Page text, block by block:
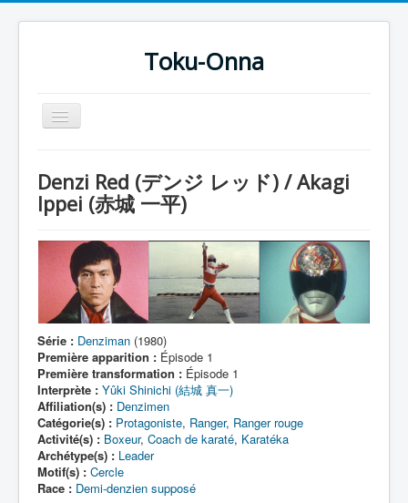
Toku-Onna
Basculer
la
Toku-Actrices
Séries
Films
COSAA
Dessins
Artiste Asperger
Lexique
Denshi sentai Denziman (電子 戦
隊 デンジマン) = Escadron
électronique Denziman
Denzi Red (デンジ レッド) / Akagi
Ippei (赤城 一平)
Série : Denziman (1980)
Première apparition : Épisode 1
Première transformation : Épisode 1
Interprète : Yûki Shinichi (結城 真一)
Affiliation(s) : Denzimen
Catégorie(s) : Protagoniste, Ranger, Ranger rouge
Activité(s) : Boxeur, Coach de karaté, Karatéka
Archétype(s) : Leader
Motif(s) : Cercle
Race : Demi-denzien supposé